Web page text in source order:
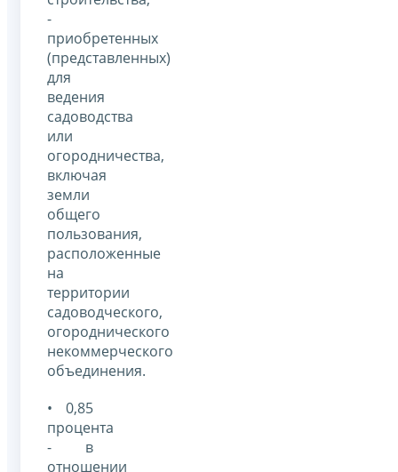
-
приобретенных
(представленных)
для
ведения
садоводства
или
огородничества,
включая
земли
общего
пользования,
расположенные
на
территории
садоводческого,
огороднического
некоммерческого
объединения.
• 0,85
процента
- в
отношении